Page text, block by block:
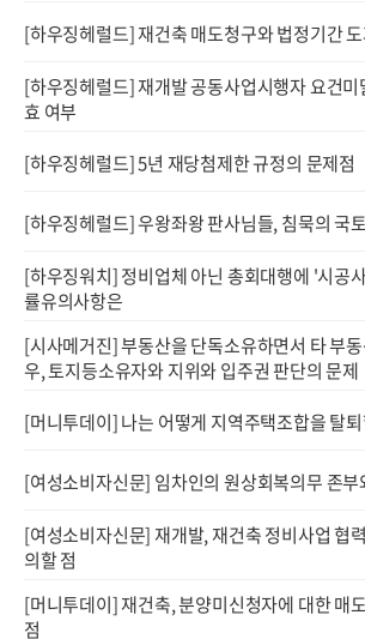
[하우징헤럴드] 재건축 매도청구와 법정기간
[하우징헤럴드] 재개발 공동사업시행자 요건미
효 여부
[하우징헤럴드] 5년 재당첨제한 규정의 문제점
[하우징헤럴드] 우왕좌왕 판사님들, 침묵의 국
[하우징워치] 정비업체 아닌 총회대행에 '시공
률유의사항은
[시사메거진] 부동산을 단독소유하면서 타 부
우, 토지등소유자와 지위와 입주권 판단의 문제
[머니투데이] 나는 어떻게 지역주택조합을 탈
[여성소비자신문] 임차인의 원상회복의무 존부
[여성소비자신문] 재개발, 재건축 정비사업 협
의할 점
[머니투데이] 재건축, 분양미신청자에 대한 매
점